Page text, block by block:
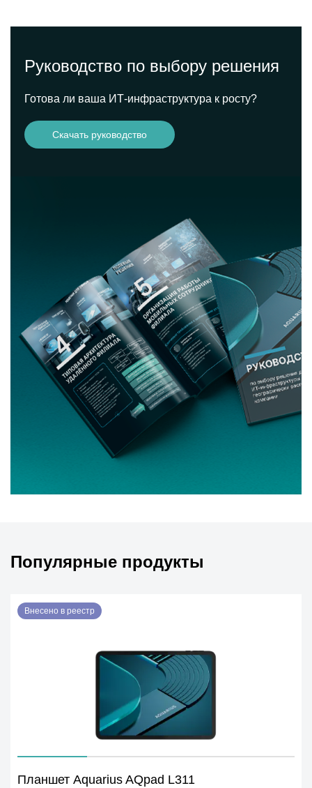
Руководство по выбору решения
Готова ли ваша ИТ-инфраструктура к росту?
Скачать руководство
Популярные продукты
Внесено в реестр
Планшет Aquarius AQpad L311